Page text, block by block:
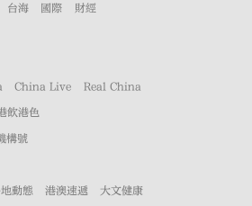
台海 國際 財經
China Live Real China
飲港色
構號
動態 港澳速遞 大文健康